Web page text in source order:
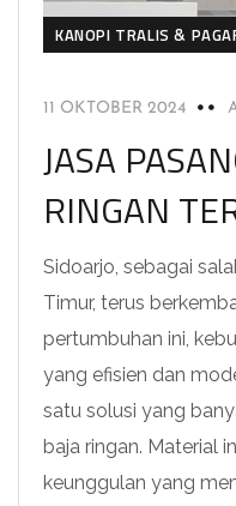
KANOPI TRALIS &
11 OKTOBER 2024
JASA
RINGAN
Sidoarjo, sebagai
Timur, terus
pertumbuhan ini,
yang efisien dan
satu solusi yang
baja ringan. Material
keunggulan yang